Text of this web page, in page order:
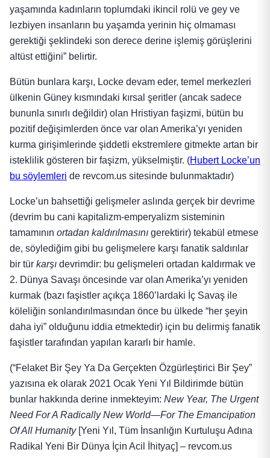
yaşamında kadınların toplumdaki ikincil rolü ve gey ve
lezbiyen insanların bu yaşamda yerinin hiç olmaması
gerektiği şeklindeki son derece derine işlemiş görüşlerini
altüst ettiğini” belirtir.
Bütün bunlara karşı, Locke devam eder, temel merkezleri
ülkenin Güney kısmındaki kırsal şeritler (ancak sadece
bununla sınırlı değildir) olan Hristiyan faşizmi, bütün bu
pozitif değişimlerden önce var olan Amerika’yı yeniden
kurma girişimlerinde şiddetli ekstremlere gitmekte artan bir
isteklilik gösteren bir faşizm, yükselmiştir. (Hubert Locke’un
bu söylemleri de revcom.us sitesinde bulunmaktadır)
Locke’un bahsettiği gelişmeler aslında gerçek bir devrime
(devrim bu cani kapitalizm-emperyalizm sisteminin
tamamının ortadan kaldırılmasını gerektirir) tekabül etmese
de, söylediğim gibi bu gelişmelere karşı fanatik saldırılar
bir tür karşı devrimdir: bu gelişmeleri ortadan kaldırmak ve
2. Dünya Savaşı öncesinde var olan Amerika’yı yeniden
kurmak (bazı faşistler açıkça 1860’lardaki İç Savaş ile
köleliğin sonlandırılmasından önce bu ülkede “her şeyin
daha iyi” olduğunu iddia etmektedir) için bu delirmiş fanatik
faşistler tarafından yapılan kararlı bir hamle.
(“Felaket Bir Şey Ya Da Gerçekten Özgürleştirici Bir Şey”
yazısına ek olarak 2021 Ocak Yeni Yıl Bildirimde bütün
bunlar hakkında derine inmekteyim: New Year, The Urgent
Need For A Radically New World—For The Emancipation
Of All Humanity [Yeni Yıl, Tüm İnsanlığın Kurtuluşu Adına
Radikal Yeni Bir Dünya İçin Acil İhityaç] – revcom.us